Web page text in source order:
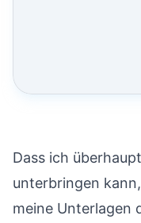
Dass ich
unterbringen
meine Unterlagen